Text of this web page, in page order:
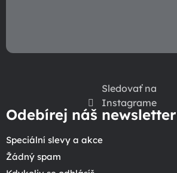
Sledovať na
Instagrame
Odebírej náš newsletter
Speciální slevy a akce
Žádný spam